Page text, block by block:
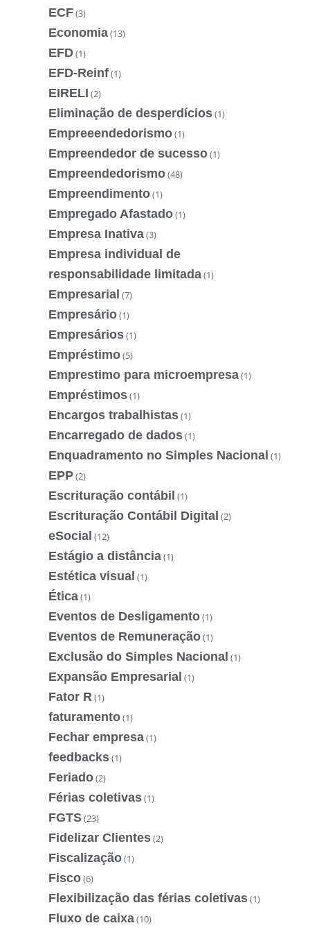
ECF(3)
Economia(13)
EFD(1)
EFD-Reinf(1)
EIRELI (2)
Eliminação de desperdícios(1)
Empreeendedorismo(1)
Empreendedor de sucesso(1)
Empreendedorismo(48)
Empreendimento(1)
Empregado Afastado(1)
Empresa Inativa(3)
Empresa individual de
responsabilidade limitada(1)
Empresarial (7)
Empresário(1)
Empresários(1)
Empréstimo(5)
Emprestimo para microempresa(1)
Empréstimos(1)
Encargos trabalhistas(1)
Encarregado de dados(1)
Enquadramento no Simples Nacional (1)
EPP(2)
Escrituração contábil (1)
Escrituração Contábil Digital (2)
eSocial (12)
Estágio a distância(1)
Estética visual (1)
Ética(1)
Eventos de Desligamento(1)
Eventos de Remuneração(1)
Exclusão do Simples Nacional (1)
Expansão Empresarial (1)
Fator R (1)
faturamento(1)
Fechar empresa(1)
feedbacks(1)
Feriado(2)
Férias coletivas(1)
FGTS(23)
Fidelizar Clientes(2)
Fiscalização(1)
Fisco(6)
Flexibilização das férias coletivas(1)
Fluxo de caixa(10)